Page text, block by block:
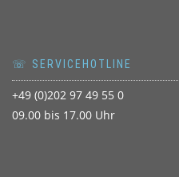
☏ SERVICEHOTLINE
+49 (0)202 97 49 55 0
09.00 bis 17.00 Uhr